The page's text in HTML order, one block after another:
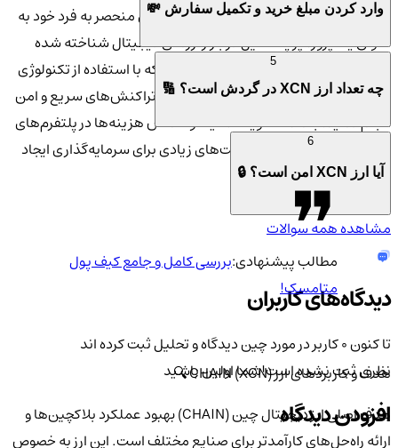
ارز دیجیتال چین (CHAIN) به دلیل ویژگی‌های منحصر به فرد خود به
عنوان یک پروژه پر پتانسیل در بازار ارزهای دیجیتال شناخته شده
است. این ارز به شما این امکان را می‌دهد که با استفاده از تکنولوژی
بلاکچین وقراردادهای هوشمند، به راحتی تراکنش‌های سریع و امن
انجام دهید. با هدف تقویت امنیت و کاهش هزینه‌ها در پلتفرم‌های
مختلف، ارز چین (XCN) فرصت‌های زیادی برای سرمایه‌گذاری ایجاد
کرده است. 🚀📉
مطالب پیشنهادی:بررسی کامل و جامع کیف پول
متامسک!
هدف و کاربردهای ارز CHAIN (XCN) 🔍
هدف اصلی ارز دیجیتال چین (CHAIN) بهبود عملکرد بلاکچین‌ها و
ارائه راه‌حل‌های کارآمدتر برای صنایع مختلف است. این ارز به خصوص
وارد کردن مبلغ خرید و تکمیل سفارش 💸
چه تعداد ارز XCN در گردش است؟ 🔢
آیا ارز XCN امن است؟ 🔒
مشاهده همه سوالات
دیدگاه‌های کاربران
تا کنون 0 کاربر در مورد چیندیدگاه و تحلیل ثبت کرده اند
نظری ثبت نشده است!شما اولین باشید
افزودن دیدگاه